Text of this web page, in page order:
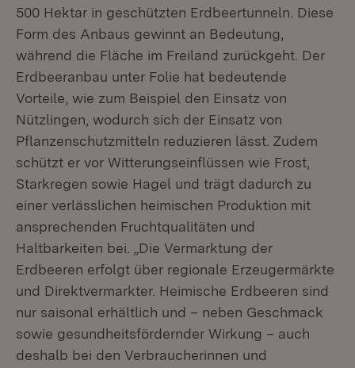
500 Hektar in geschützten Erdbeertunneln. Diese
Form des Anbaus gewinnt an Bedeutung,
während die Fläche im Freiland zurückgeht. Der
Erdbeeranbau unter Folie hat bedeutende
Vorteile, wie zum Beispiel den Einsatz von
Nützlingen, wodurch sich der Einsatz von
Pflanzenschutzmitteln reduzieren lässt. Zudem
schützt er vor Witterungseinflüssen wie Frost,
Starkregen sowie Hagel und trägt dadurch zu
einer verlässlichen heimischen Produktion mit
ansprechenden Fruchtqualitäten und
Haltbarkeiten bei. „Die Vermarktung der
Erdbeeren erfolgt über regionale Erzeugermärkte
und Direktvermarkter. Heimische Erdbeeren sind
nur saisonal erhältlich und – neben Geschmack
sowie gesundheitsfördernder Wirkung – auch
deshalb bei den Verbraucherinnen und